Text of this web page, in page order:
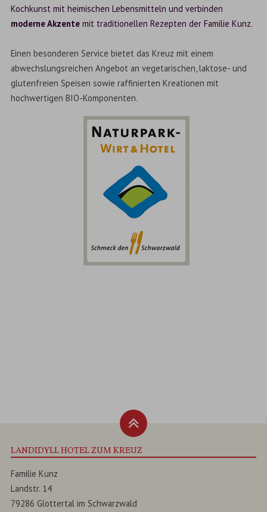
Kochkunst mit heimischen Lebensmitteln und verbinden
moderne Akzente mit traditionellen Rezepten der Familie Kunz.
Einen besonderen Service bietet das Kreuz mit einem
abwechslungsreichen Angebot an vegetarischen, laktose- und
glutenfreien Speisen sowie raffinierten Kreationen mit
hochwertigen BIO-Komponenten.
LANDIDYLL HOTEL ZUM KREUZ
Familie Kunz
Landstr. 14
79286 Glottertal imSchwarzwald